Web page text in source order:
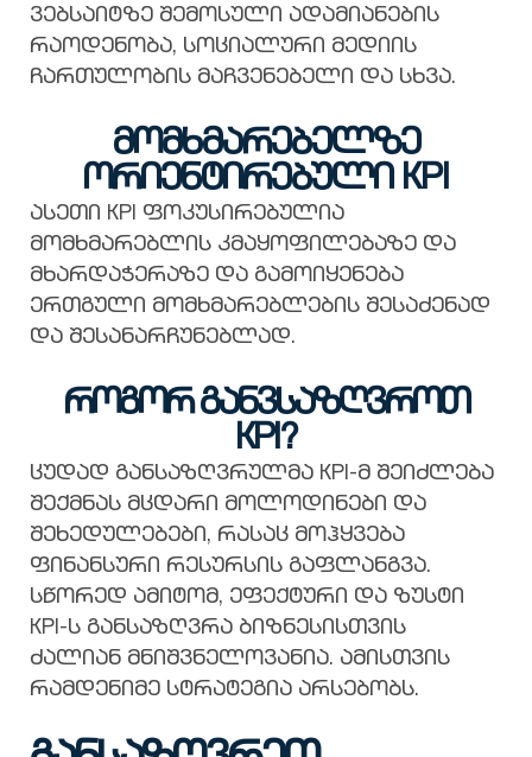
ვებსაიტზე შემოსული ადამიანების
რაოდენობა, სოციალური მედიის
ჩართულობის მაჩვენებელი და სხვა.
მომხმარებელზე
ორიენტირებული KPI
ასეთი KPI ფოკუსირებულია
მომხმარებლის კმაყოფილებაზე და
მხარდაჭერაზე და გამოიყენება
ერთგული მომხმარებლების შესაძენად
და შესანარჩუნებლად.
როგორ განვსაზღვროთ
KPI?
ცუდად განსაზღვრულმა KPI-მ შეიძლება
შექმნას მცდარი მოლოდინები და
შეხედულებები, რასაც მოჰყვება
ფინანსური რესურსის გაფლანგვა.
სწორედ ამიტომ, ეფექტური და ზუსტი
KPI-ს განსაზღვრა ბიზნესისთვის
ძალიან მნიშვნელოვანია. ამისთვის
რამდენიმე სტრატეგია არსებობს.